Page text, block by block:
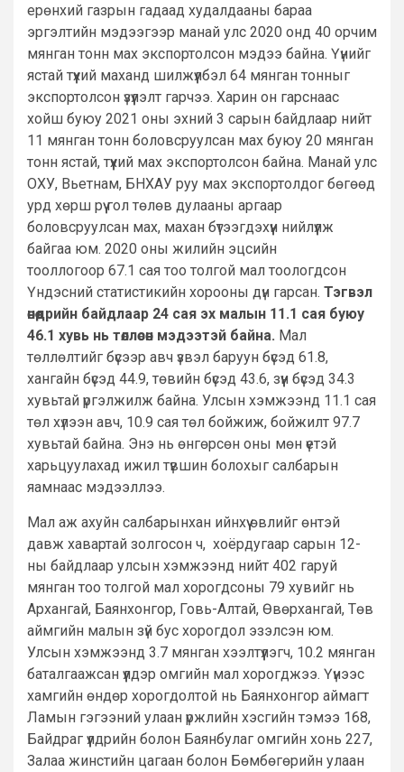
ерөнхий газрын гадаад худалдааны бараа
эргэлтийн мэдээгээр манай улс 2020 онд 40 орчим
мянган тонн мах экспортолсон мэдээ байна. Үүнийг
ястай түүхий маханд шилжүүлбэл 64 мянган тонныг
экспортолсон үзүүлэлт гарчээ. Харин он гарснаас
хойш буюу 2021 оны эхний 3 сарын байдлаар нийт
11 мянган тонн боловсруулсан мах буюу 20 мянган
тонн ястай, түүхий мах экспортолсон байна. Манай улс
ОХУ, Вьетнам, БНХАУ руу мах экспортолдог бөгөөд
урд хөрш рүү гол төлөв дулааны аргаар
боловсруулсан мах, махан бүтээгдэхүүн нийлүүлж
байгаа юм. 2020 оны жилийн эцсийн
тооллогоор 67.1 сая тоо толгой мал тоологдсон
Үндэсний статистикийн хорооны дүн гарсан. Тэгвэл
өнөөдрийн байдлаар 24 сая эх малын 11.1 сая буюу
46.1 хувь нь төллөсөн мэдээтэй байна. Мал
төллөлтийг бүсээр авч үзвэл баруун бүсэд 61.8,
хангайн бүсэд 44.9, төвийн бүсэд 43.6, зүүн бүсэд 34.3
хувьтай үргэлжилж байна. Улсын хэмжээнд 11.1 сая
төл хүлээн авч, 10.9 сая төл бойжиж, бойжилт 97.7
хувьтай байна. Энэ нь өнгөрсөн оны мөн үетэй
харьцуулахад ижил түвшин болохыг салбарын
яамнаас мэдээллээ.
Мал аж ахуйн салбарынхан ийнхүү өвлийг өнтэй
давж хавартай золгосон ч, хоёрдугаар сарын 12-
ны байдлаар улсын хэмжээнд нийт 402 гаруй
мянган тоо толгой мал хорогдсоны 79 хувийг нь
Архангай, Баянхонгор, Говь-Алтай, Өвөрхангай, Төв
аймгийн малын зүй бус хорогдол эзэлсэн юм.
Улсын хэмжээнд 3.7 мянган хээлтүүлэгч, 10.2 мянган
баталгаажсан үүлдэр омгийн мал хорогджээ. Үүнээс
хамгийн өндөр хорогдолтой нь Баянхонгор аймагт
Ламын гэгээний улаан үржлийн хэсгийн тэмээ 168,
Байдраг үүлдрийн болон Баянбулаг омгийн хонь 227,
Залаа жинстийн цагаан болон Бөмбөгөрийн улаан